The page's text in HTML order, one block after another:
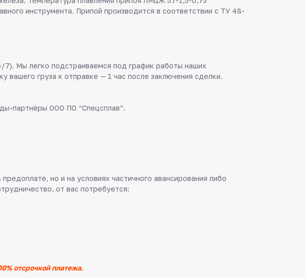
инструмента. Припой производится в соответствии с ТУ 48-
Мы легко подстраиваемся под график работы наших
вашего груза к отправке — 1 час после заключения сделки.
партнёры ООО ПО “Спецсплав”.
но и на условиях частичного авансирования либо
от вас потребуется:
отсрочкой платежа.